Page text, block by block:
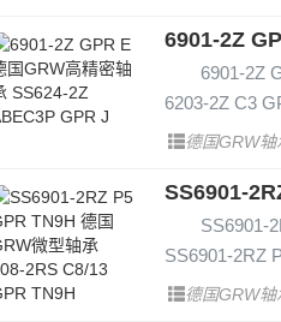
6901-2Z
6901-2Z
6203-2Z C3
德国GRW轴
SS6901-
SS6901-
SS6901-2RZ
德国GRW轴